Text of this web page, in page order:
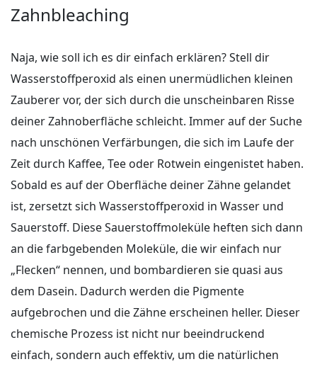
Zahnbleaching
Naja, wie soll ich es dir einfach erklären? Stell dir
Wasserstoffperoxid als einen unermüdlichen kleinen
Zauberer vor, der sich durch die unscheinbaren Risse
deiner Zahnoberfläche schleicht. Immer auf der Suche
nach unschönen Verfärbungen, die sich im Laufe der
Zeit durch Kaffee, Tee oder Rotwein eingenistet haben.
Sobald es auf der Oberfläche deiner Zähne gelandet
ist, zersetzt sich Wasserstoffperoxid in Wasser und
Sauerstoff. Diese Sauerstoffmoleküle heften sich dann
an die farbgebenden Moleküle, die wir einfach nur
„Flecken“ nennen, und bombardieren sie quasi aus
dem Dasein. Dadurch werden die Pigmente
aufgebrochen und die Zähne erscheinen heller. Dieser
chemische Prozess ist nicht nur beeindruckend
einfach, sondern auch effektiv, um die natürlichen